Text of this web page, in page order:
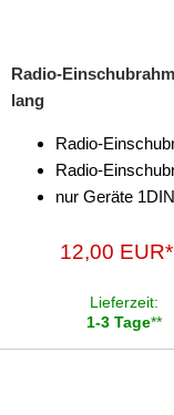
Radio-
lang
Radio-
Radio-
nur Geräte
12,00 EUR*
Lieferzeit:
1-3 Tage**